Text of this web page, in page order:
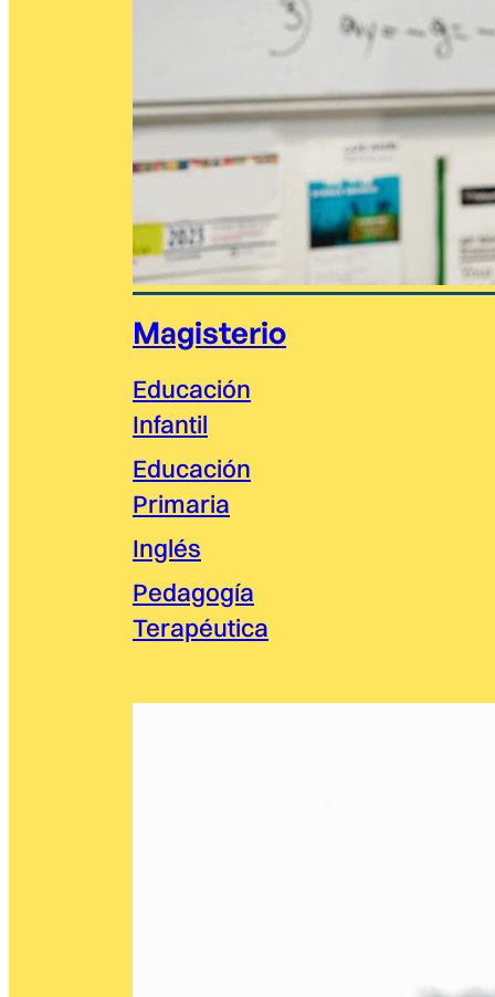
Magisterio
Educación
Infantil
Educación
Primaria
Inglés
Pedagogía
Terapéutica